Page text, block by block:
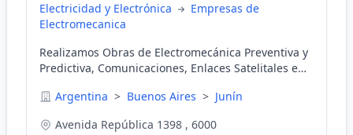
Electricidad y Electrónica
Empresas de
Electromecanica
Realizamos Obras de Electromecánica Preventiva y
Predictiva, Comunicaciones, Enlaces Satelitales e
Argentina > Buenos Aires > Junín
Avenida República 1398 , 6000